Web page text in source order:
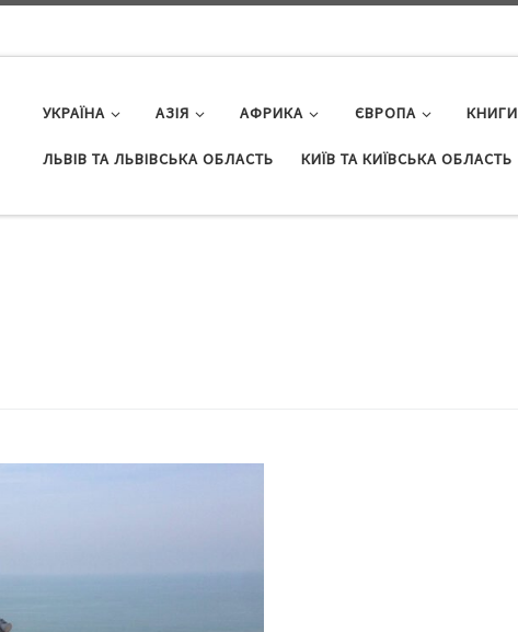
УКРАЇНА АЗІЯ АФРИКА ЄВРОПА КНИГИ
ЛЬВІВ ТА ЛЬВІВСЬКА ОБЛАСТЬ КИЇВ ТА КИЇВСЬКА ОБЛАСТЬ